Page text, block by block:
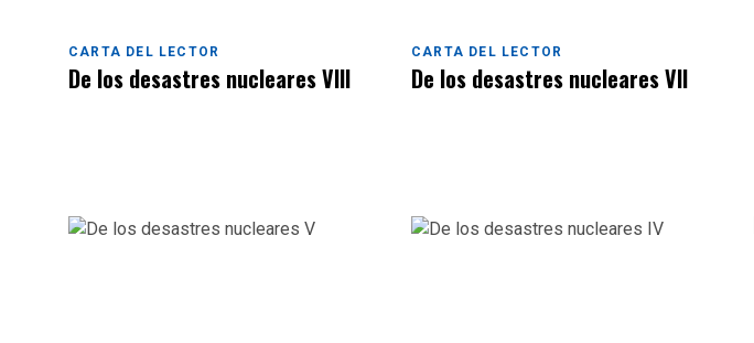
CARTA DEL LECTOR
De los desastres nucleares VIII
CARTA DEL LECTOR
De los desastres nucleares VII